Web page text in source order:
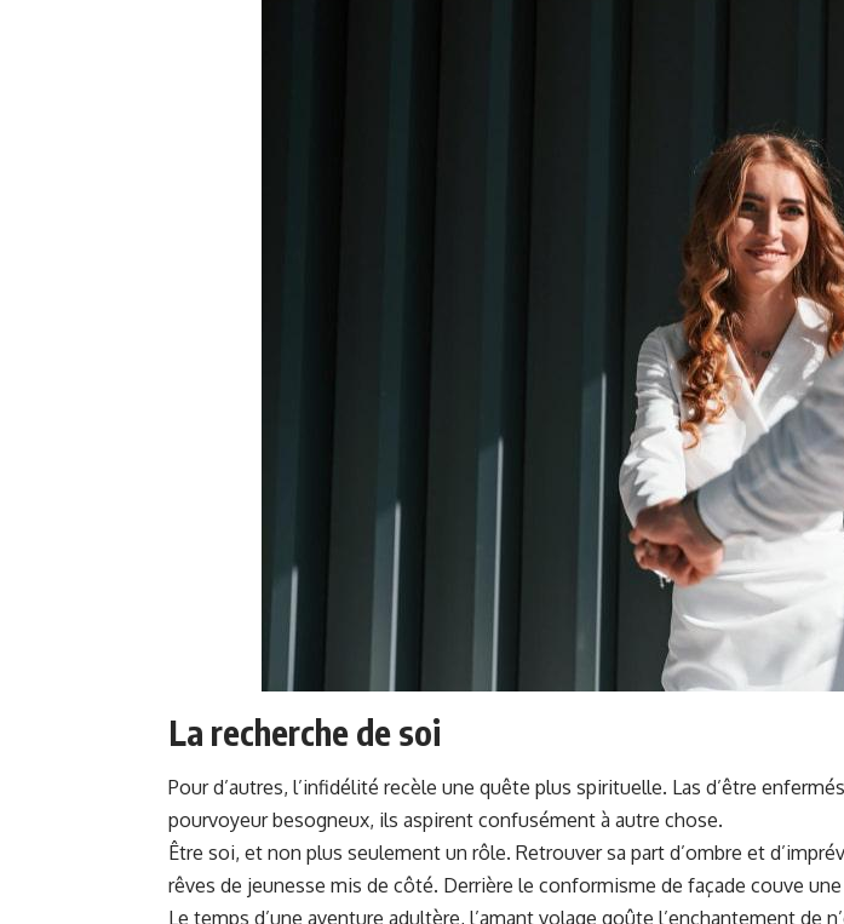
La recherche de soi
Pour d’autres, l’infidélité recèle une quête plus spirituelle. Las d’être
pourvoyeur besogneux, ils aspirent confusément à autre chose.
Être soi, et non plus seulement un rôle. Retrouver sa part d’ombre et
rêves de jeunesse mis de côté. Derrière le conformisme de façade couve une
Le temps d’une aventure adultère, l’amant volage goûte l’enchantement